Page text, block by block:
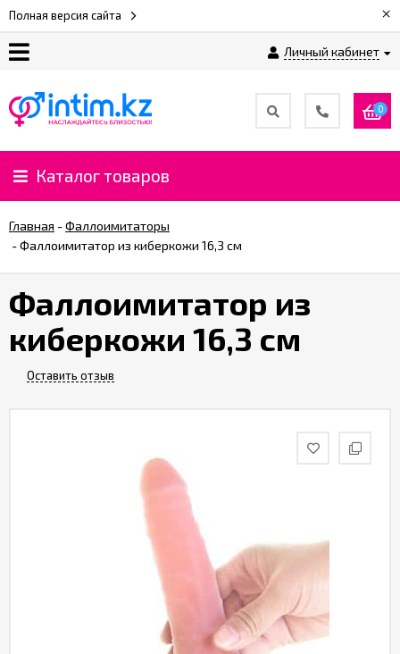
Полная версия сайта ×
Личный кабинет
нас
Доставка
и
⚡
%
CashBack
%
0
Каталог товаров
Главная -Фаллоимитаторы
-Фаллоимитатор из киберкожи 16,3 см
Фаллоимитатор из
киберкожи 16,3 см
Оставить отзыв